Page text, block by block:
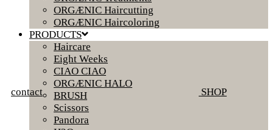
contact SHOP
ORGÆNIC Haircutting
ORGÆNIC Haircoloring
PRODUCTS
Haircare
Eight Weeks
CIAO CIAO
ORGÆNIC HALO
BRUSH
Scissors
Pandora